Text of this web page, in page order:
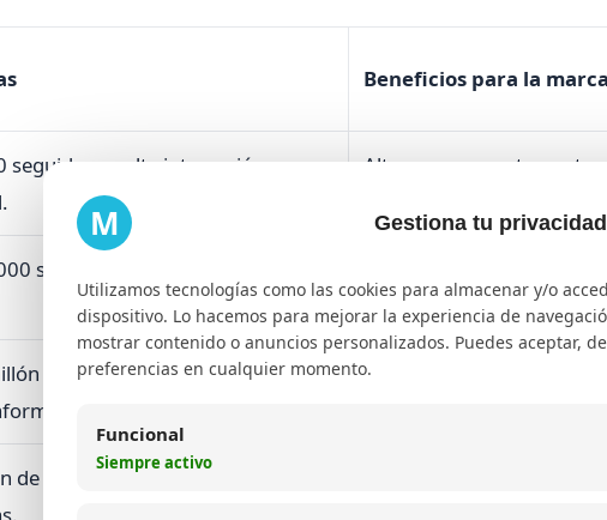
Beneficios para la marca
alta interacción y
Alto engagement y costos
seguidores; expertos en áreas
segmentado.
de seguidores; presencia en
Gran visibilidad y
de seguidores; celebridades o
M Gestiona tu privacidad
Utilizamos tecnologías como las cookies para almacenar y/o
dispositivo. Lo hacemos para mejorar la experiencia de
mostrar contenido o anuncios personalizados. Puedes aceptar,
preferencias en cualquier momento.
Funcional
Siempre activo